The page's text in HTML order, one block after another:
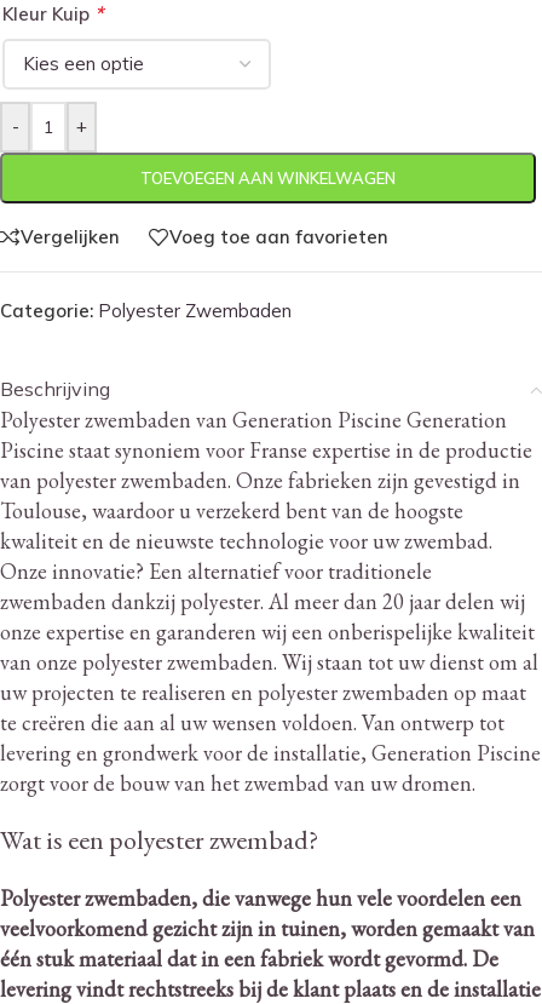
Kleur Kuip *
- +
TOEVOEGEN AAN WINKELWAGEN
Vergelijken Voeg toe aan favorieten
Categorie: Polyester Zwembaden
Beschrijving
Polyester zwembaden van Generation Piscine Generation
Piscine staat synoniem voor Franse expertise in de productie
van polyester zwembaden. Onze fabrieken zijn gevestigd in
Toulouse, waardoor u verzekerd bent van de hoogste
kwaliteit en de nieuwste technologie voor uw zwembad.
Onze innovatie? Een alternatief voor traditionele
zwembaden dankzij polyester. Al meer dan 20 jaar delen wij
onze expertise en garanderen wij een onberispelijke kwaliteit
van onze polyester zwembaden. Wij staan ​​tot uw dienst om al
uw projecten te realiseren en polyester zwembaden op maat
te creëren die aan al uw wensen voldoen. Van ontwerp tot
levering en grondwerk voor de installatie, Generation Piscine
zorgt voor de bouw van het zwembad van uw dromen.
Wat is een polyester zwembad?
Polyester zwembaden, die vanwege hun vele voordelen een
veelvoorkomend gezicht zijn in tuinen, worden gemaakt van
één stuk materiaal dat in een fabriek wordt gevormd. De
levering vindt rechtstreeks bij de klant plaats en de installatie